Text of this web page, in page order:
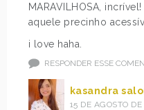
MARAVILHOSA,
aquele precinho
i love haha.
RESPONDER ESSE
kasandra
15 DE AGOSTO